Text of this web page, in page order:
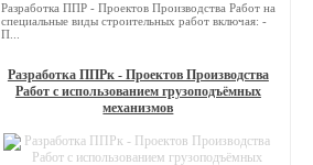
Разработка ППР - Проектов Производства Работ на
специальные виды строительных работ включая: -
П...
Разработка ППРк - Проектов Производства
Работ с использованием грузоподъёмных
механизмов